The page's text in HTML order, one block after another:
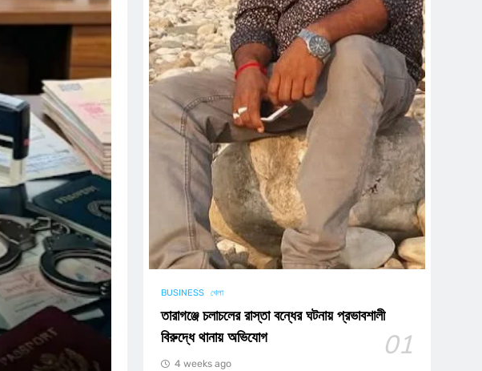
BUSINESS খেলা
তারাগঞ্জে চলাচলের রাস্তা বন্ধের ঘটনায় প্রভাবশালী
বিরুদ্ধে থানায় অভিযোগ
01
4 weeks ago